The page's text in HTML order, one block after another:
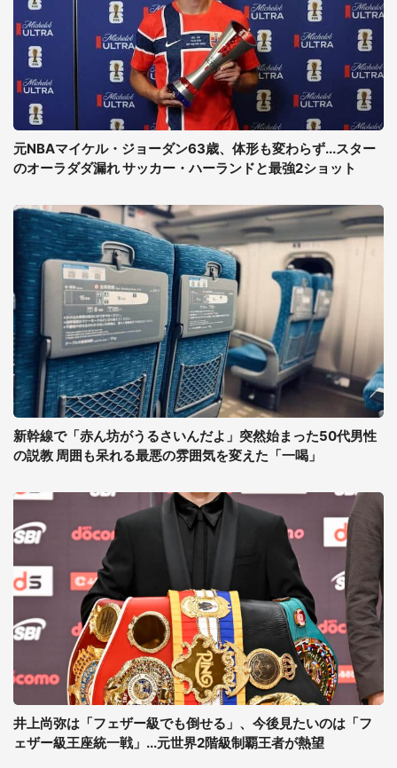
元NBAマイケル・ジョーダン63歳、体形も変わらず...スター
のオーラダダ漏れ サッカー・ハーランドと最強2ショット
新幹線で「赤ん坊がうるさいんだよ」突然始まった50代男性
の説教 周囲も呆れる最悪の雰囲気を変えた「一喝」
井上尚弥は「フェザー級でも倒せる」、今後見たいのは「フ
ェザー級王座統一戦」...元世界2階級制覇王者が熱望